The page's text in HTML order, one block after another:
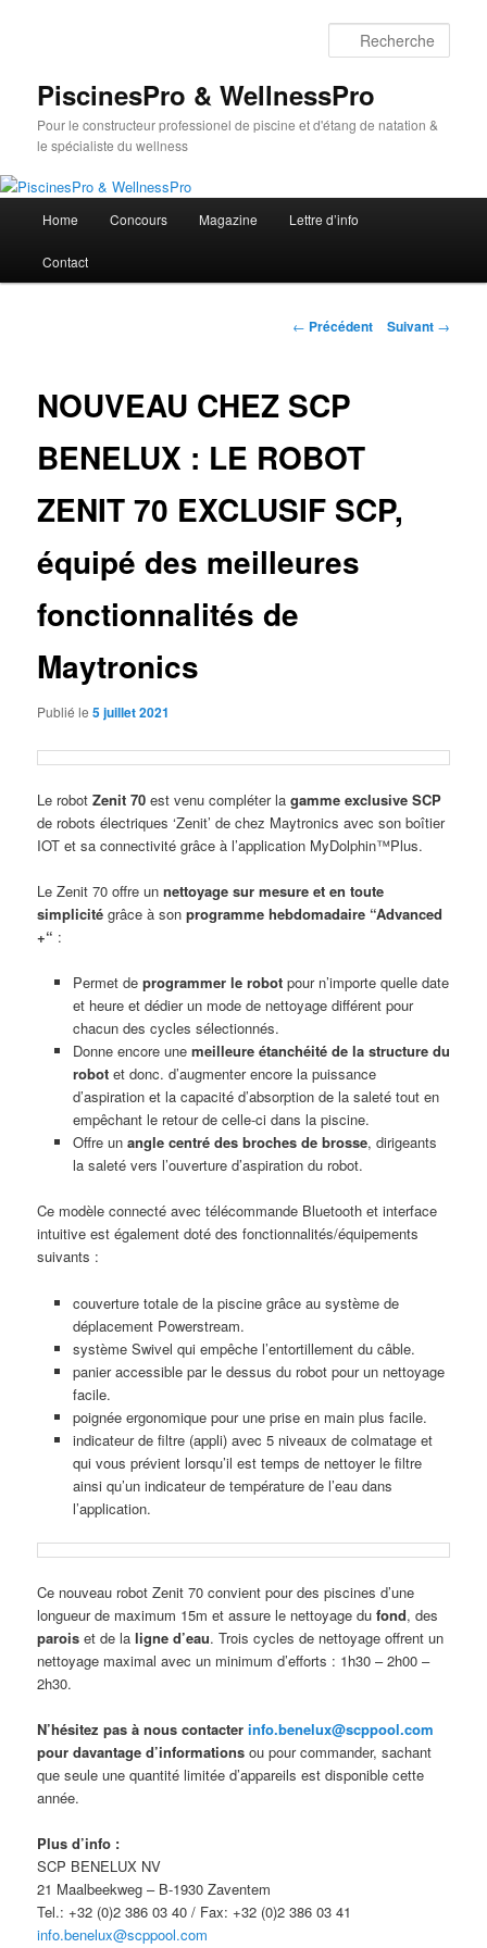
PiscinesPro & WellnessPro
Pour le constructeur professionel de piscine et d'étang de natation &
le spécialiste du wellness
principal
Home Concours Magazine Lettre d’info
Contact
Navigation
← Précédent Suivant →
NOUVEAU CHEZ SCP
BENELUX : LE ROBOT
ZENIT 70 EXCLUSIF SCP,
équipé des meilleures
fonctionnalités de
Maytronics
Publié le5 juillet 2021
Le robotZenit 70 est venu compléter lagamme exclusive SCP
de robots électriques ‘Zenit’ de chez Maytronics avec son boîtier
IOT et sa connectivité grâce à l’application MyDolphin™Plus.
Le Zenit 70 offre unnettoyage sur mesure et en toute
simplicité grâce à sonprogramme hebdomadaire “Advanced
+“ :
Permet de programmer le robotpour n’importe quelle date
et heure et dédier un mode de nettoyage différent pour
chacun des cycles sélectionnés.
Donne encore une meilleure étanchéité de la structure du
robot et donc. d’augmenter encore la puissance
d’aspiration et la capacité d’absorption de la saleté tout en
empêchant le retour de celle-ci dans la piscine.
Offre un angle centré des broches de brosse, dirigeants
la saleté vers l’ouverture d’aspiration du robot.
Ce modèle connecté avec télécommande Bluetooth et interface
intuitive est également doté des fonctionnalités/équipements
suivants :
couverture totale de la piscine grâce au système de
déplacement Powerstream.
système Swivel qui empêche l’entortillement du câble.
panier accessible par le dessus du robot pour un nettoyage
facile.
poignée ergonomique pour une prise en main plus facile.
indicateur de filtre (appli) avec 5 niveaux de colmatage et
qui vous prévient lorsqu’il est temps de nettoyer le filtre
ainsi qu’un indicateur de température de l’eau dans
l’application.
Ce nouveau robot Zenit 70 convient pour des piscines d’une
longueur de maximum 15m et assure le nettoyage dufond, des
parois et de laligne d’eau. Trois cycles de nettoyage offrent un
nettoyage maximal avec un minimum d’efforts : 1h30 – 2h00 –
2h30.
N’hésitez pas à nous contacterinfo.benelux@scppool.com
pour davantage d’informationsou pour commander, sachant
que seule une quantité limitée d’appareils est disponible cette
année.
Plus d’info :
SCP BENELUX NV
21 Maalbeekweg – B-1930 Zaventem
Tel.: +32 (0)2 386 03 40 / Fax: +32 (0)2 386 03 41
info.benelux@scppool.com